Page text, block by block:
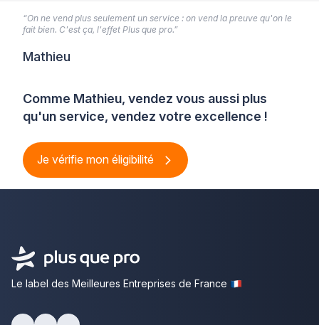
Comme Mathieu, vendez vous aussi plus
qu'un service, vendez votre excellence !
Je vérifie mon éligibilité
“On ne vend plus seulement un service : on vend la preuve qu'on le
fait bien. C'est ça, l'effet Plus que pro.”
Mathieu
Le label des Meilleures Entreprises de France